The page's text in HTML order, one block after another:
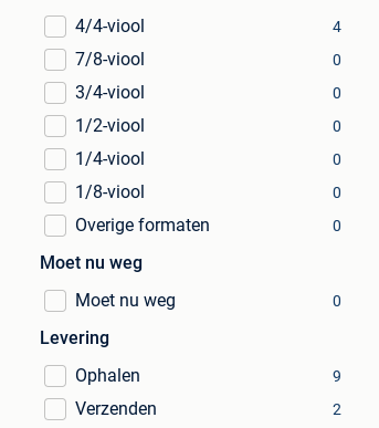
4/4-viool
4
7/8-viool 0
3/4-viool 0
1/2-viool 0
1/4-viool 0
1/8-viool 0
Overige formaten 0
Moet nu weg
Moet nu weg
0
Levering
Ophalen
9
Verzenden 2